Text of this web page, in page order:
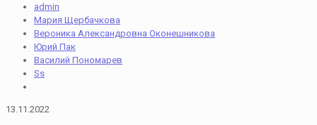
admin
Мария Щербачкова
Вероника Александровна Оконешникова
Юрий Пак
Василий Пономарев
Ss
13.11.2022